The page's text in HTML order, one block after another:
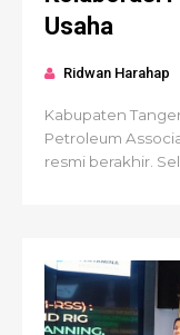
Usaha
Ridwan Harahap
Kabupaten
Petroleum
resmi berakhir.